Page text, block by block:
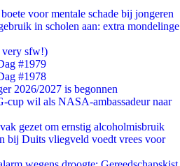
voor mentale schade bij jongeren
in scholen aan: extra mondelinge
very sfw!)
#1979
#1978
2026/2027 is begonnen
cup wil als NASA-ambassadeur naar
gezet om ernstig alcoholmisbruik
bij Duits vliegveld voedt vrees voor